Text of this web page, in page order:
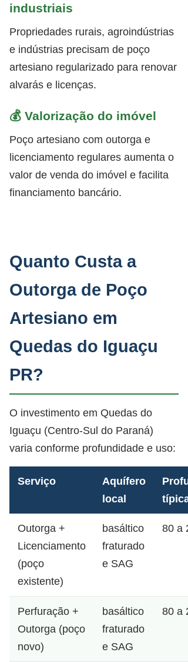
industriais
Propriedades rurais, agroindústrias
e indústrias precisam de poço
artesiano regularizado para renovar
alvarás e licenças.
💰 Valorização do imóvel
Poço artesiano com outorga e
licenciamento regulares aumenta o
valor de venda do imóvel e facilita
financiamento bancário.
Quanto Custa a
Outorga de Poço
Artesiano em
Quedas do Iguaçu
PR?
O investimento em Quedas do
Iguaçu (Centro-Sul do Paraná)
varia conforme profundidade e uso:
Serviço
Aquífero
local
típica
Outorga +
Licenciamento
(poço
existente)
basáltico
fraturado
e SAG
80 a
Perfuração +
Outorga (poço
novo)
basáltico
fraturado
e SAG
80 a